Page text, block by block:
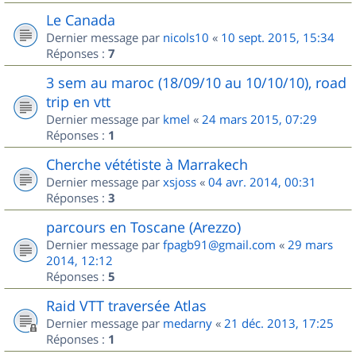
Le Canada
Dernier message par nicols10 « 10 sept. 2015, 15:34
Réponses : 7
3 sem au maroc (18/09/10 au 10/10/10), road
trip en vtt
Dernier message par kmel « 24 mars 2015, 07:29
Réponses : 1
Cherche vététiste à Marrakech
Dernier message par xsjoss « 04 avr. 2014, 00:31
Réponses : 3
parcours en Toscane (Arezzo)
Dernier message par fpagb91@gmail.com « 29 mars
2014, 12:12
Réponses : 5
Raid VTT traversée Atlas
Dernier message par medarny « 21 déc. 2013, 17:25
Réponses : 1